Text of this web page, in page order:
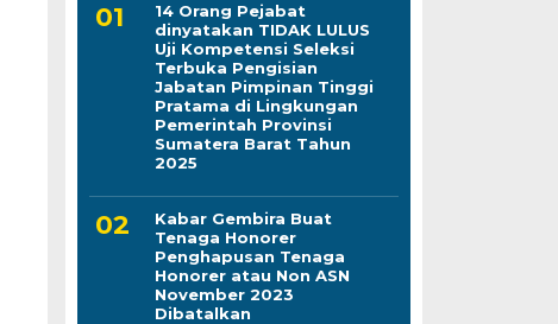
14 Orang Pejabat
dinyatakan TIDAK LULUS
Uji Kompetensi Seleksi
Terbuka Pengisian
Jabatan Pimpinan Tinggi
Pratama di Lingkungan
Pemerintah Provinsi
Sumatera Barat Tahun
2025
Kabar Gembira Buat
Tenaga Honorer
Penghapusan Tenaga
Honorer atau Non ASN
November 2023
Dibatalkan